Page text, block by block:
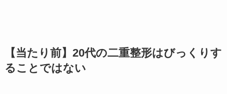
【当たり前】20代の二重整形はびっくりす
ることではない